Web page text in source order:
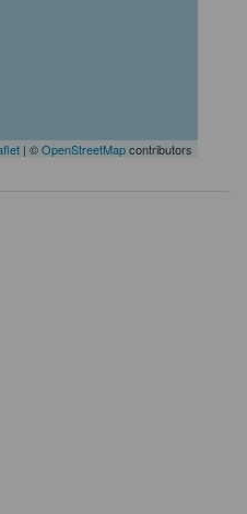
| ©OpenStreetMapcontributors